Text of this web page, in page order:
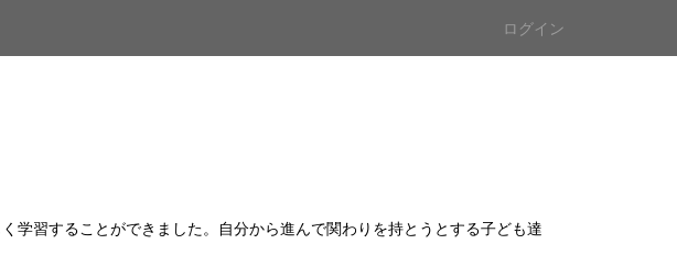
ログイン
習することができました。自分から進んで関わりを持とうとする子ども達